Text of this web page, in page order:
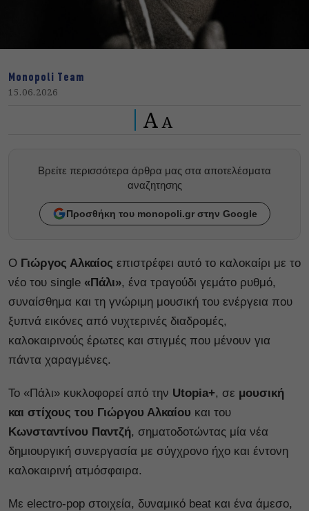
Monopoli Team
15.06.2026
A A
Βρείτε περισσότερα άρθρα μας στα αποτελέσματα
αναζητησης
Προσθήκη του monopoli.gr στην Google
Ο Γιώργος Αλκαίος επιστρέφει αυτό το καλοκαίρι με το
νέο του single «Πάλι», ένα τραγούδι γεμάτο ρυθμό,
συναίσθημα και τη γνώριμη μουσική του ενέργεια που
ξυπνά εικόνες από νυχτερινές διαδρομές,
καλοκαιρινούς έρωτες και στιγμές που μένουν για
πάντα χαραγμένες.
Το «Πάλι» κυκλοφορεί από την Utopia+, σε μουσική
και στίχους του Γιώργου Αλκαίου και του
Κωνσταντίνου Παντζή, σηματοδοτώντας μία νέα
δημιουργική συνεργασία με σύγχρονο ήχο και έντονη
καλοκαιρινή ατμόσφαιρα.
Με electro-pop στοιχεία, δυναμικό beat και ένα άμεσο,